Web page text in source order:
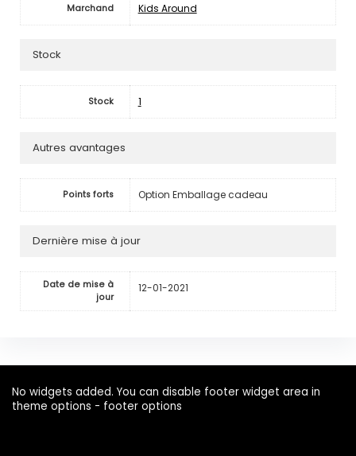
Marchand Kids Around
Stock
Stock 1
Autres avantages
Points forts Option Emballage cadeau
Dernière mise à jour
Date de mise à
jour
12-01-2021
No widgets added. You can disable footer widget area in
theme options - footer options